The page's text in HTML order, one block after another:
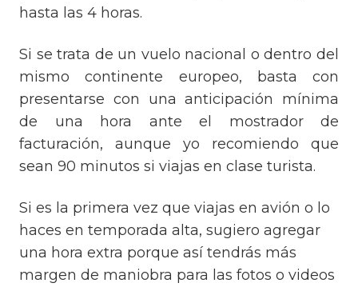
hasta las 4 horas.
Si se trata de un vuelo nacional o dentro del
mismo continente europeo, basta con
presentarse con una anticipación mínima
de una hora ante el mostrador de
facturación, aunque yo recomiendo que
sean 90 minutos si viajas en clase turista.
Si es la primera vez que viajas en avión o lo
haces en temporada alta, sugiero agregar
una hora extra porque así tendrás más
margen de maniobra para las fotos o videos